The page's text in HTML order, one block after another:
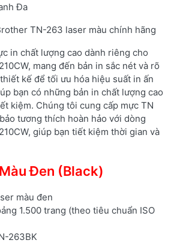
Đa
TN-263 laser màu chính hãng
in chất lượng cao dành riêng cho
mang đến bản in sắc nét và rõ
kế để tối ưu hóa hiệu suất in ấn
bạn có những bản in chất lượng cao
kiệm. Chúng tôi cung cấp mực TN
tương thích hoàn hảo với dòng
giúp bạn tiết kiệm thời gian và
Đen (Black)
màu đen
1.500 trang (theo tiêu chuẩn ISO
263BK